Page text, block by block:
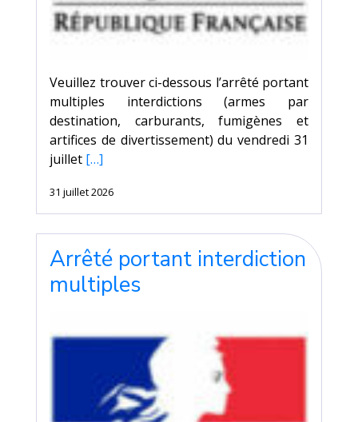
Veuillez trouver ci-dessous l’arrêté portant
multiples interdictions (armes par
destination, carburants, fumigènes et
artifices de divertissement) du vendredi 31
juillet […]
31 juillet 2026
Arrêté portant interdiction
multiples